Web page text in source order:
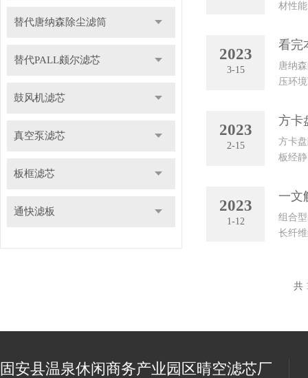
替代唐纳森除尘滤筒
替代PALL颇尔滤芯
鼓风机滤芯
真空泵滤芯
板框滤芯
通快滤板
材性
2023
3-15
看完
唐纳
压环
2023
2-15
方卡
方卡
板经
2023
1-12
一文
组合
长纤
共
固安县温泉休闲商务产业园区晴空滤芯厂